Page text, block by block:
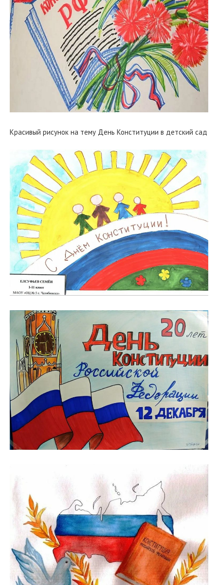
Красивый рисунок на тему День Конституции в детский сад